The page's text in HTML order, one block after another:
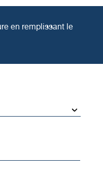
en remplissant le